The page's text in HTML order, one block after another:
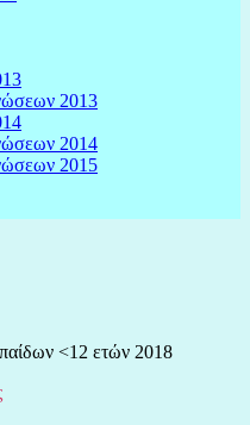
2013
2014
2015
<12 ετών 2018